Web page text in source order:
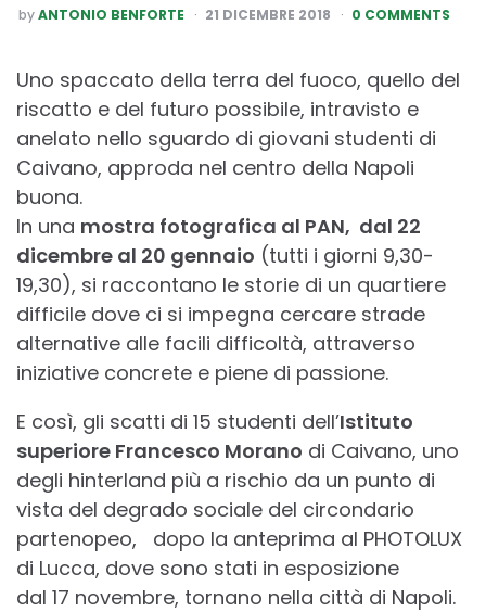
POSTED
BY
byANTONIO BENFORTE 21 DICEMBRE 2018 0 COMMENTS
Uno spaccato della terra del fuoco, quello del
riscatto e del futuro possibile, intravisto e
anelato nello sguardo di giovani studenti di
Caivano, approda nel centro della Napoli
buona.
In una mostra fotografica al PAN, dal 22
dicembre al 20 gennaio (tutti i giorni 9,30-
19,30), si raccontano le storie di un quartiere
difficile dove ci si impegna cercare strade
alternative alle facili difficoltà, attraverso
iniziative concrete e piene di passione.
E così, gli scatti di 15 studenti dell’Istituto
superiore Francesco Morano di Caivano, uno
degli hinterland più a rischio da un punto di
vista del degrado sociale del circondario
partenopeo, dopo la anteprima al PHOTOLUX
di Lucca, dove sono stati in esposizione
dal 17 novembre, tornano nella città di Napoli.